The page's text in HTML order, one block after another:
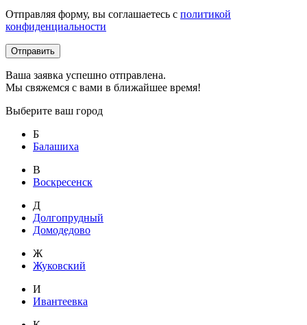
Отправляя форму, вы соглашаетесь с политикой
конфиденциальности
Отправить
Ваша заявка успешно отправлена.
Мы свяжемся с вами в ближайшее время!
Выберите ваш город
Б
Балашиха
В
Воскресенск
Д
Долгопрудный
Домодедово
Ж
Жуковский
И
Ивантеевка